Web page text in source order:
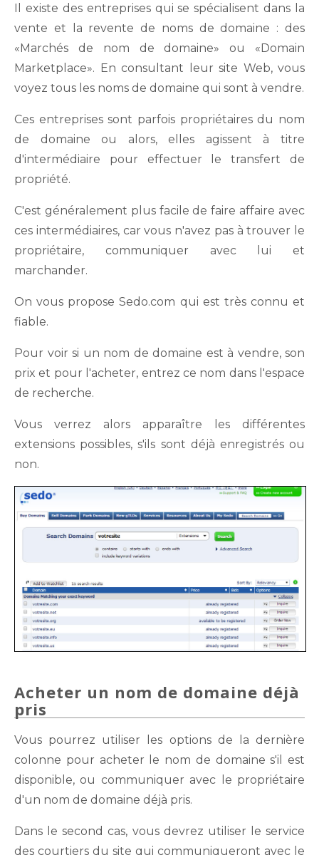
Il existe des entreprises qui se spécialisent dans la
vente et la revente de noms de domaine : des
«Marchés de nom de domaine» ou «Domain
Marketplace». En consultant leur site Web, vous
voyez tous les noms de domaine qui sont à vendre.
Ces entreprises sont parfois propriétaires du nom
de domaine ou alors, elles agissent à titre
d'intermédiaire pour effectuer le transfert de
propriété.
C'est généralement plus facile de faire affaire avec
ces intermédiaires, car vous n'avez pas à trouver le
propriétaire, communiquer avec lui et
marchander.
On vous propose Sedo.com qui est très connu et
fiable.
Pour voir si un nom de domaine est à vendre, son
prix et pour l'acheter, entrez ce nom dans l'espace
de recherche.
Vous verrez alors apparaître les différentes
extensions possibles, s'ils sont déjà enregistrés ou
non.
Acheter un nom de domaine déjà
pris
Vous pourrez utiliser les options de la dernière
colonne pour acheter le nom de domaine s'il est
disponible, ou communiquer avec le propriétaire
d'un nom de domaine déjà pris.
Dans le second cas, vous devrez utiliser le service
des courtiers du site qui communiqueront avec le